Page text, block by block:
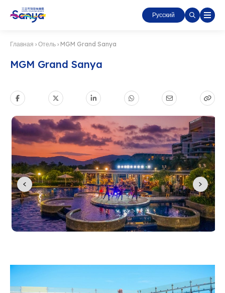
Русский
Главная › Отель › MGM Grand Sanya
MGM Grand Sanya